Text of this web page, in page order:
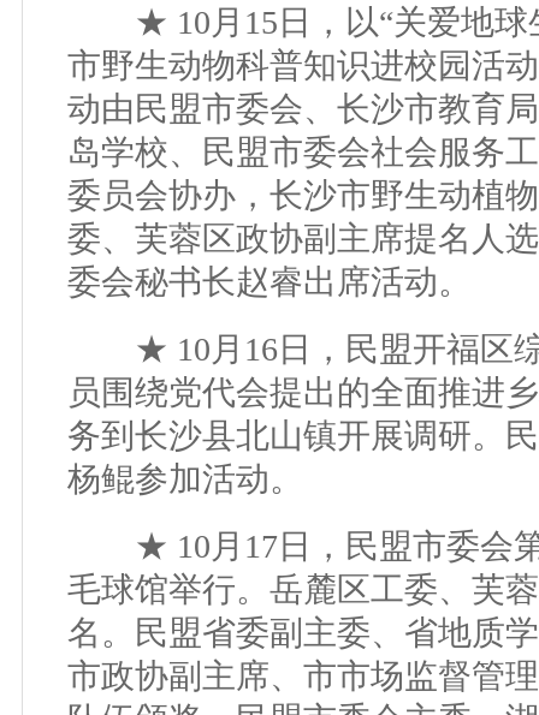
★ 10月15日，以“关爱地球
市野生动物科普知识进校园活
动由民盟市委会、长沙市教育
岛学校、民盟市委会社会服务
委员会协办，长沙市野生动植
委、芙蓉区政协副主席提名人
委会秘书长赵睿出席活动。
★ 10月16日，民盟开福区综
员围绕党代会提出的全面推进
务到长沙县北山镇开展调研。
杨鲲参加活动。
★ 10月17日，民盟市委会第
毛球馆举行。岳麓区工委、芙
名。民盟省委副主委、省地质
市政协副主席、市市场监督管